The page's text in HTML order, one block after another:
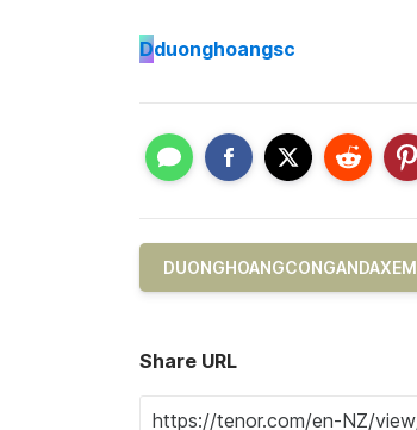
Dduonghoangsc
DUONGHOANGCONGANDAXEM
Share URL